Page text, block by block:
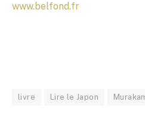
www.belfond.fr
livre Lire le Japon